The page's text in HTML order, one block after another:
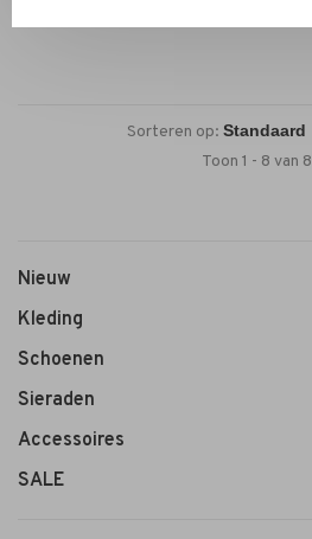
Sorteren op:
Toon 1 - 8 van 8
Nieuw
Kleding
Schoenen
Sieraden
Accessoires
SALE